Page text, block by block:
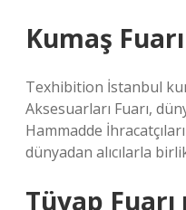
Kumaş
Texhibition İstanbul
Aksesuarları Fuarı,
Hammadde
dünyadan alıcılarla
Tüyap Fuarı